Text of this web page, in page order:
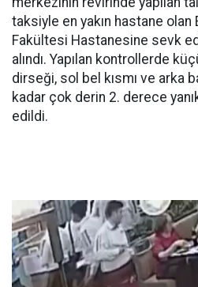
taksiyle en yakın hastane olan
Fakültesi Hastanesine sevk
alındı. Yapılan kontrollerde
dirseği, sol bel kısmı ve arka
kadar çok derin 2. derece
edildi.